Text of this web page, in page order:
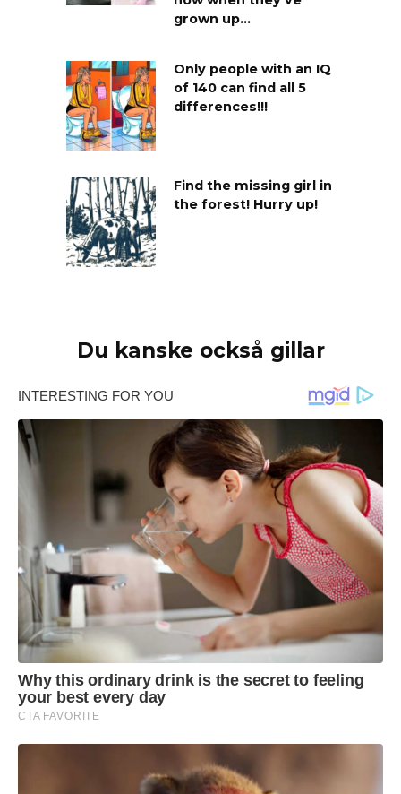
grown up…
Only people with an IQ
of 140 can find all 5
differences!!!
Find the missing girl in
the forest! Hurry up!
Du kanske också gillar